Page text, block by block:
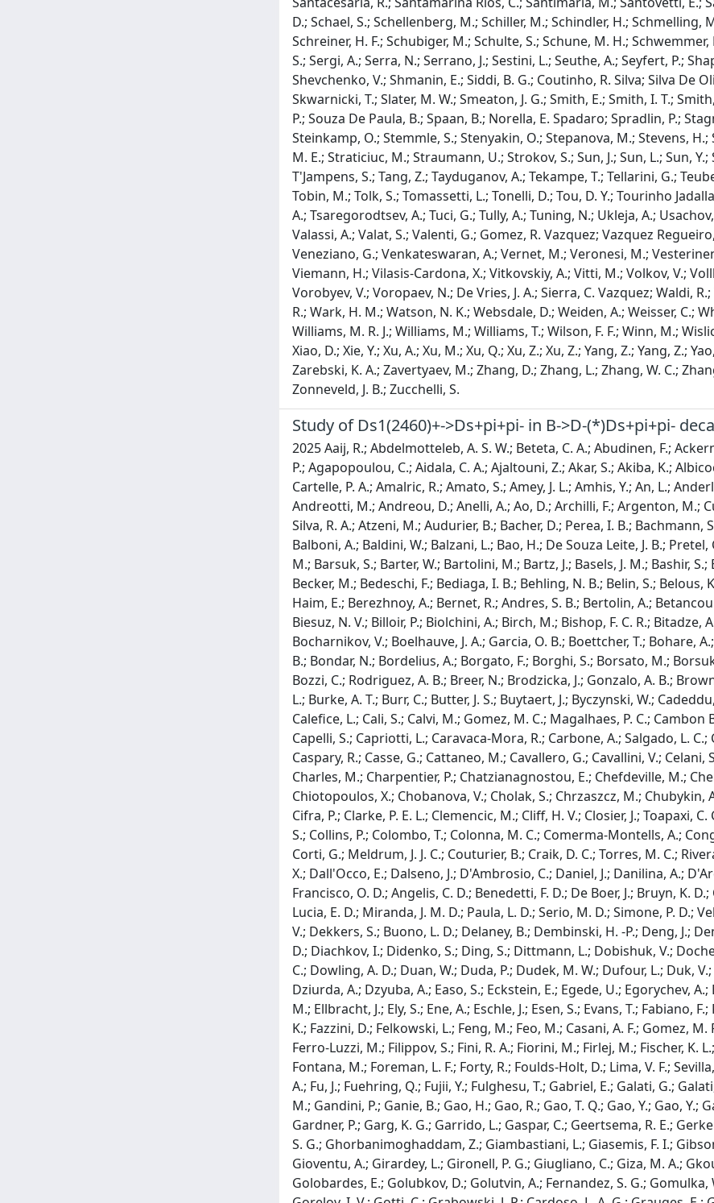
Study of Ds1(2460)+->Ds+pi+pi- in B->D-(*)Ds+pi+pi-
2025 Aaij, R.; Abdelmotteleb, A. S. W.; Beteta, C. A.; Abudinen, F.; Ackernley, T.; Adefisoye, A. A.; Adeva, B.; Adinolfi, M.; Adlarson, P.; Agapopoulou, C.; Aidala, C. A.; Ajaltouni, Z.; Akar, S.; Akiba, K.; Albicocco, P.; Albrecht, J.; Alessio, F.; Alexander, M.; Aliouche, Z.; Cartelle, P. A.; Amalric, R.; Amato, S.; Amey, J. L.; Amhis, Y.; An, L.; Anderlini, L.; Andersson, M.; Andreianov, A.; Andreola, P.; Andreotti, M.; Andreou, D.; Anelli, A.; Ao, D.; Archilli, F.; Argenton, M.; Cuendis, S. A.; Artamonov, A.; Artuso, M.; Aslanides, E.; Da Silva, R. A.; Atzeni, M.; Audurier, B.; Bacher, D.; Perea, I. B.; Bachmann, S.; Bachmayer, M.; Back, J. J.; Rodriguez, P. B.; Balagura, V.; Balboni, A.; Baldini, W.; Balzani, L.; Bao, H.; De Souza Leite, J. B.; Pretel, C. B.; Barbetti, M.; Barbosa, I. R.; Barlow, R. J.; Barnyakov, M.; Barsuk, S.; Barter, W.; Bartolini, M.; Bartz, J.; Basels, J. M.; Bashir, S.; Bassi, G.; Batsukh, B.; Battista, P. B.; Bay, A.; Beck, A.; Becker, M.; Bedeschi, F.; Bediaga, I. B.; Behling, N. B.; Belin, S.; Belous, K.; Belov, I.; Belyaev, I.; Benane, G.; Bencivenni, G.; Ben-Haim, E.; Berezhnoy, A.; Bernet, R.; Andres, S. B.; Bertolin, A.; Betancourt, C.; Betti, F.; Bex, J.; Bezshyiko, I.; Bhom, J.; Bieker, M. S.; Biesuz, N. V.; Billoir, P.; Biolchini, A.; Birch, M.; Bishop, F. C. R.; Bitadze, A.; Bizzeti, A.; Blake, T.; Blanc, F.; Blank, J. E.; Blusk, S.; Bocharnikov, V.; Boelhauve, J. A.; Garcia, O. B.; Boettcher, T.; Bohare, A.; Boldyrev, A.; Bolognani, C. S.; Bolzonella, R.; Bonacci, R. B.; Bondar, N.; Bordelius, A.; Borgato, F.; Borghi, S.; Borsato, M.; Borsuk, J. T.; Bouchiba, S. A.; Bovill, M.; Bowcock, T. J. V.; Boyer, A.; Bozzi, C.; Rodriguez, A. B.; Breer, N.; Brodzicka, J.; Gonzalo, A. B.; Brown, J.; Brundu, D.; Buchanan, E.; Buonaura, A.; Buonincontri, L.; Burke, A. T.; Burr, C.; Butter, J. S.; Buytaert, J.; Byczynski, W.; Cadeddu, S.; Cai, H.; Caillet, A. C.; Calabrese, R.; Ramirez, S. C.; Calefice, L.; Cali, S.; Calvi, M.; Gomez, M. C.; Magalhaes, P. C.; Cambon Bouzas, J. I.; Campana, P.; Perez, D. H. C.; Quezada, A. F. C.; Capelli, S.; Capriotti, L.; Caravaca-Mora, R.; Carbone, A.; Salgado, L. C.; Cardinale, R.; Cardini, A.; Carniti, P.; Carus, L.; Vidal, A. C.; Caspary, R.; Casse, G.; Cattaneo, M.; Cavallero, G.; Cavallini, V.; Celani, S.; Cervenkov, D.; Cesare, S.; Chadwick, A. J.; Chahrour, I.; Charles, M.; Charpentier, P.; Chatzianagnostou, E.; Chefdeville, M.; Chen, C.; Chen, S.; Chen, Z.; Chernov, A.; Chernyshenko, S.; Chiotopoulos, X.; Chobanova, V.; Cholak, S.; Chrzaszcz, M.; Chubykin, A.; Chulikov, V.; Ciambrone, P.; Vidal, X. C.; Ciezarek, G.; Cifra, P.; Clarke, P. E. L.; Clemencic, M.; Cliff, H. V.; Closier, J.; Toapaxi, C. C.; Coco, V.; Cogan, J.; Cogneras, E.; Cojocariu, L.; Collaviti, S.; Collins, P.; Colombo, T.; Colonna, M. C.; Comerma-Montells, A.; Congedo, L.; Contu, A.; Cooke, N.; Corredoira, I.; Correia, A.; Corti, G.; Meldrum, J. J. C.; Couturier, B.; Craik, D. C.; Torres, M. C.; Rivera, E. C.; Currie, R.; Silva, C. L. D.; Dadabaev, S.; Dai, L.; Dai, X.; Dall'Occo, E.; Dalseno, J.; D'Ambrosio, C.; Daniel, J.; Danilina, A.; D'Argent, P.; Davidson, A.; Davies, J. E.; Davis, A.; Aguiar Francisco, O. D.; Angelis, C. D.; Benedetti, F. D.; De Boer, J.; Bruyn, K. D.; Capua, S. D.; Cian, M. D.; Freitas Carneiro Da Graca, U. D.; Lucia, E. D.; Miranda, J. M. D.; Paula, L. D.; Serio, M. D.; Simone, P. D.; Vellis, F. D.; De Vries, J. A.; Debernardis, F.; Decamp, D.; Dedu, V.; Dekkers, S.; Buono, L. D.; Delaney, B.; Dembinski, H. -P.; Deng, J.; Denysenko, V.; Deschamps, O.; Dettori, F.; Dey, B.; Nezza, P. D.; Diachkov, I.; Didenko, S.; Ding, S.; Dittmann, L.; Dobishuk, V.; Docheva, A. D.; Dong, C.; Donohoe, A. M.; Dordei, F.; Dos Reis, A. C.; Dowling, A. D.; Duan, W.; Duda, P.; Dudek, M. W.; Dufour, L.; Duk, V.; Durante, P.; Duras, M. M.; Durham, J. M.; Durmus, O. D.; Dziurda, A.; Dzyuba, A.; Easo, S.; Eckstein, E.; Egede, U.; Egorychev, A.; Egorychev, V.; Eisenhardt, S.; Ejopu, E.; Eklund, L.; Elashri, M.; Ellbracht, J.; Ely, S.; Ene, A.; Eschle, J.; Esen, S.; Evans, T.; Fabiano, F.; Falcao, L. N.; Fan, Y.; Fang, B.; Fantini, L.; Faria, M.; Farmer, K.; Fazzini, D.; Felkowski, L.; Feng, M.; Feo, M.; Casani, A. F.; Gomez, M. F.; Fernez, A. D.; Ferrari, F.; Rodrigues, F. F.; Ferrillo, M.; Ferro-Luzzi, M.; Filippov, S.; Fini, R. A.; Fiorini, M.; Firlej, M.; Fischer, K. L.; Fitzgerald, D. S.; Fitzpatrick, C.; Fiutowski, T.; Fleuret, F.; Fontana, M.; Foreman, L. F.; Forty, R.; Foulds-Holt, D.; Lima, V. F.; Sevilla, M. F.; Frank, M.; Franzoso, E.; Frau, G.; Frei, C.; Friday, D. A.; Fu, J.; Fuehring, Q.; Fujii, Y.; Fulghesu, T.; Gabriel, E.; Galati, G.; Galati, M. D.; Torreira, A. G.; Galli, D.; Gambetta, S.; Gandelman, M.; Gandini, P.; Ganie, B.; Gao, H.; Gao, R.; Gao, T. Q.; Gao, Y.; Gao, Y.; Gao, Y.; Martin, L. M. G.; Moreno, P. G.; Pardinas, J. G.; Gardner, P.; Garg, K. G.; Garrido, L.; Gaspar, C.; Geertsema, R. E.; Gerken, L. L.; Gersabeck, E.; Gersabeck, M.; Gershon, T.; Ghizzo, S. G.; Ghorbanimoghaddam, Z.; Giambastiani, L.; Giasemis, F. I.; Gibson, V.; Giemza, H. K.; Gilman, A. L.; Giovannetti, M.; Gioventu, A.; Girardey, L.; Gironell, P. G.; Giugliano, C.; Giza, M. A.; Gkougkousis, E. L.; Glaser, F. C.; Gligorov, V. V.; Gobel, C.; Golobardes, E.; Golubkov, D.; Golutvin, A.; Fernandez, S. G.; Gomulka, W.; Abrantes, F. G.; Goncerz, M.; Gong, G.; Gooding, J. A.; Gorelov, I. V.; Gotti, C.; Grabowski, J.